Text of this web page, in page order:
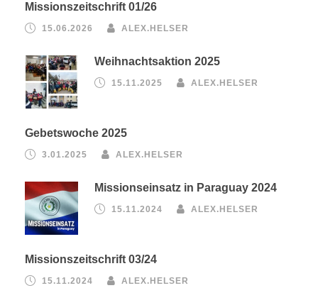
Missionszeitschrift 01/26
15.06.2026 ALEX.HELSER
Weihnachtsaktion 2025
15.11.2025 ALEX.HELSER
Gebetswoche 2025
3.01.2025 ALEX.HELSER
Missionseinsatz in Paraguay 2024
15.11.2024 ALEX.HELSER
Missionszeitschrift 03/24
15.11.2024 ALEX.HELSER